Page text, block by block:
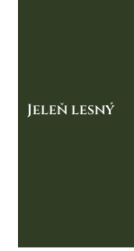
Jeleň lesný